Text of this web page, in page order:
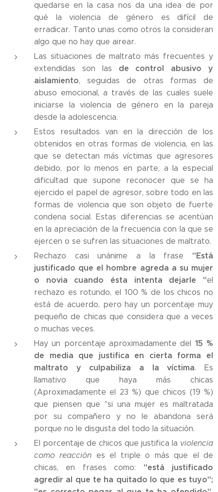
quedarse en la casa nos da una idea de por
qué la violencia de género es difícil de
erradicar. Tanto unas como otros la consideran
algo que no hay que airear.
Las situaciones de maltrato más frecuentes y
extendidas son las de control abusivo y
aislamiento, seguidas de otras formas de
abuso emocional, a través de las cuales suele
iniciarse la violencia de género en la pareja
desde la adolescencia.
Estos resultados van en la dirección de los
obtenidos en otras formas de violencia, en las
que se detectan más víctimas que agresores
debido, por lo menos en parte, a la especial
dificultad que supone reconocer que se ha
ejercido el papel de agresor, sobre todo en las
formas de violencia que son objeto de fuerte
condena social. Estas diferencias se acentúan
en la apreciación de la frecuencia con la que se
ejercen o se sufren las situaciones de maltrato.
Rechazo casi unánime a la frase "Está
justificado que el hombre agreda a su mujer
o novia cuando ésta intenta dejarle "el
rechazo es rotundo, el 100 % de los chicos no
está de acuerdo, pero hay un porcentaje muy
pequeño de chicas que considera que a veces
o muchas veces.
Hay un porcentaje aproximadamente del 15 %
de media que justifica en cierta forma el
maltrato y culpabiliza a la víctima. Es
llamativo que haya más chicas
(Aproximadamente el 23 %) que chicos (19 %)
que piensen que "si una mujer es maltratada
por su compañero y no le abandona será
porque no le disgusta del todo la situación.
El porcentaje de chicos que justifica la violencia
como reacción es el triple o más que el de
chicas, en frases como: "está justificado
agredir al que te ha quitado lo que es tuyo";